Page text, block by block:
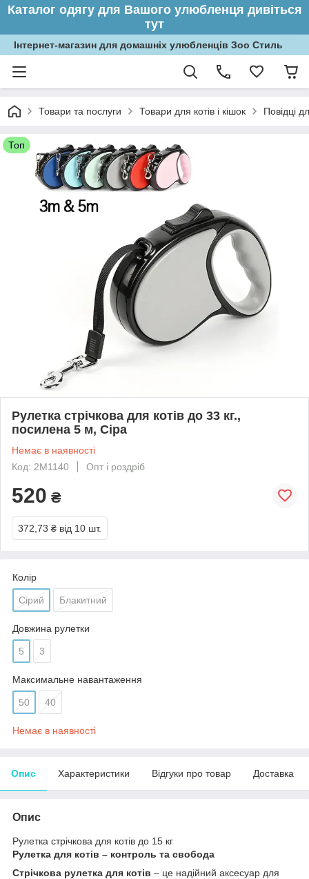
Каталог одягу для Вашого улюбленця дивіться
тут
Інтернет-магазин для домашніх улюбленців Зоо Стиль
Товари та послуги Товари для котів і кішок Повідці
Топ
Рулетка стрічкова для котів до 33 кг.,
посилена 5 м, Сіра
Немає в наявності
Код: 2M1140
Опт і роздріб
520 ₴
372,73 ₴ від 10 шт.
Колір
Сірий Блакитний
Довжина рулетки
5 3
Максимальне навантаження
50 40
Немає в наявності
Опис Характеристики Відгуки про товар Доставка
Опис
Рулетка стрічкова для котів до 15 кг
Рулетка для котів – контроль та свобода
Стрічкова рулетка для котів – це надійний аксесуар для